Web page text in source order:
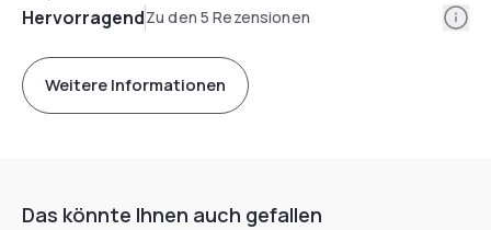
HervorragendZu den 5 Rezensionen
Weitere Informationen
Das könnte Ihnen auch gefallen